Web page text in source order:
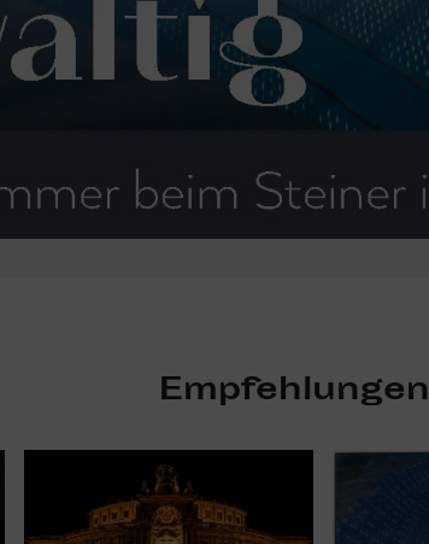
Empfehlungen